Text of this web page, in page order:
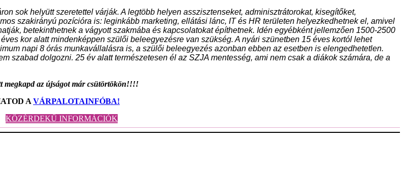
sok helyütt szeretettel várják. A legtöbb helyen asszisztenseket, adminisztrátorokat, kisegítőket,
szakirányú pozícióra is: leginkább marketing, ellátási lánc, IT és HR területen helyezkedhetnek el, amivel
betekinthetnek a vágyott szakmába és kapcsolatokat építhetnek. Idén egyébként jellemzően 1500-2500
kor alatt mindenképpen szülői beleegyezésre van szükség. A nyári szünetben 15 éves kortól lehet
napi 8 órás munkavállalásra is, a szülői beleegyezés azonban ebben az esetben is elengedhetetlen.
szabad dolgozni. 25 év alatt természetesen él az SZJA mentesség, ami nem csak a diákok számára, de a
megkapd az újságot már csütörtökön!!!!
AVÁRPALOTAINFÓBA!
KÖZÉRDEKŰ INFORMÁCIÓK